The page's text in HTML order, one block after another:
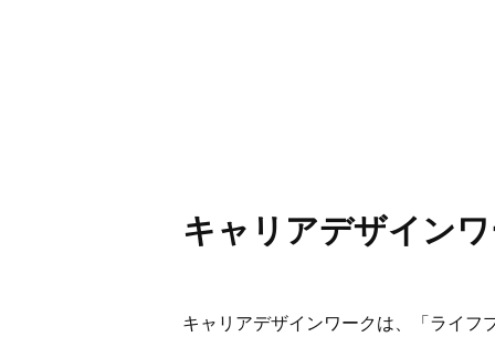
キャリアデザイン
キャリアデザインワークは、「ライフ